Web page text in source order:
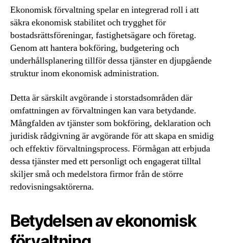
Ekonomisk förvaltning spelar en integrerad roll i att
säkra ekonomisk stabilitet och trygghet för
bostadsrättsföreningar, fastighetsägare och företag.
Genom att hantera bokföring, budgetering och
underhållsplanering tillför dessa tjänster en djupgående
struktur inom ekonomisk administration.
Detta är särskilt avgörande i storstadsområden där
omfattningen av förvaltningen kan vara betydande.
Mångfalden av tjänster som bokföring, deklaration och
juridisk rådgivning är avgörande för att skapa en smidig
och effektiv förvaltningsprocess. Förmågan att erbjuda
dessa tjänster med ett personligt och engagerat tilltal
skiljer små och medelstora firmor från de större
redovisningsaktörerna.
Betydelsen av ekonomisk